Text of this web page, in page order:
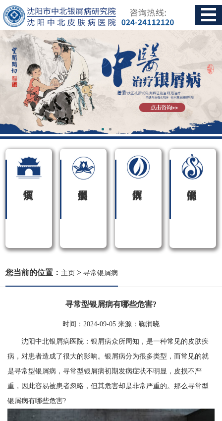
您当前的位置： 主页 >寻常银屑病
寻常型银屑病有哪些危害?
时间： 2024-09-05 来源： 鞠润晓
沈阳中北银屑病医院：银屑病众所周知，是一种常见的皮肤疾
病，对患者造成了很大的影响。银屑病分为很多类型，而常见的就
是寻常型银屑病，寻常型银屑病初期发病症状不明显，皮损不严
重，因此容易被患者忽略，但其危害却是非常严重的。那么寻常型
银屑病有哪些危害?